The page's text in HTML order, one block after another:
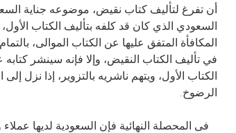
أن تفرغ لتأليف كتاب نقيض، موضوعه جناية
السعودي الذي كان قد كلفه بتأليف الكتاب
المكافأة المتفق عليها عن الكتاب الموالى،
في تأليف الكتاب النقيض، وإلا فإنه سينشر
الكتاب الأول، ويتهم ناشريه بالتزوير، إذا
الرضوخ.
فى المحصلة النهائية فإن السعودية لديها